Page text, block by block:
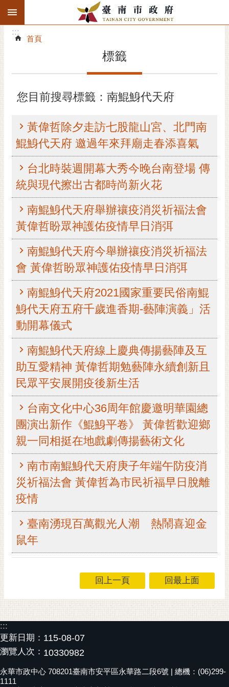
跳到主要內容區塊
搜
階
精彩府城
市府團隊
主題服務
市政資訊
市民互動
黃
哲
花
泉
桐
網
訂
閱
RSS
訂
閱
電
市
English
本
語
隱
:::
:::
首頁
標籤
您目前搜尋標籤：南鯤鯓代天府
黃偉哲除夕走訪七股龍山宮、北門南
鯤鯓代天府 邀過年來拜廟走春添喜氣
台北時裝週開幕大秀今晚台南登場 傳
統與現代擦出古都時尚新火花
南鯤鯓代天府舉辦禳疫消災祈福法會
黃偉哲盼眾神護佑疫情早日消弭
南鯤鯓代天府今舉辦禳疫消災祈福法
會 黃偉哲盼眾神護佑疫情早日消弭
南鯤鯓代天府2021國家重要民俗南鯤
鯓代天府五府千歲進香期-藝陣演義」活
動開幕儀式
南鯤鯓代天府線上慶典傳揚藝陣及互
助互愛精神 黃偉哲期勉藝陣永續創新且
民眾平安展開疫後新生活
台南文化中心36周年館慶邀明華園總
團演出新作《鯤鯓平卷》 黃偉哲歡迎鄉
親一同相挺在地戲劇傳揚藝術文化
南市南鯤鯓代天府庚子年端午防疫消
災祈福法會 黃偉哲為市民祈福早日脫離
疫情
臺南湧現百萬觀光人潮 熱鬧喜迎金
鼠年
回上一頁 回最上面
:::
更新日期： 115-08-07
瀏覽人次： 10330982
永華市政中心 708201臺南市安平區永華路二段6號 | 總機：(06)299-
1111